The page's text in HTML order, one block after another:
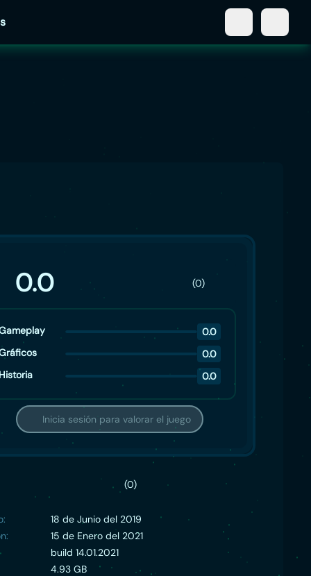
0.0 (0)
0.0
0.0
Historia
0.0
Inicia sesión para valorar el juego
(0)
18 de Junio del 2019
15 de Enero del 2021
build 14.01.2021
4.93 GB